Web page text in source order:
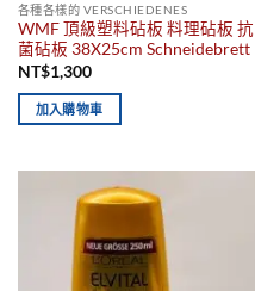
各種各樣的 VERSCHIEDENES
WMF 頂級塑料砧板 料理砧板 抗
菌砧板 38X25cm Schneidebrett
NT$1,300
加入購物車